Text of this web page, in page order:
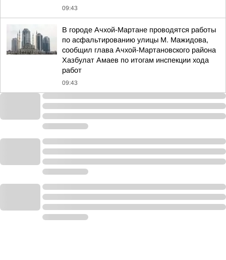
09:43
В городе Ачхой-Мартане проводятся работы
по асфальтированию улицы М. Мажидова,
сообщил глава Ачхой-Мартановского района
Хазбулат Амаев по итогам инспекции хода
работ
09:43